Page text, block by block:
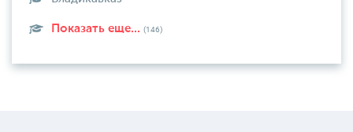
Показать еще... (146)